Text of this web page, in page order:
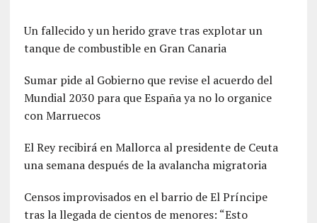
Un fallecido y un herido grave tras explotar un
tanque de combustible en Gran Canaria
Sumar pide al Gobierno que revise el acuerdo del
Mundial 2030 para que España ya no lo organice
con Marruecos
El Rey recibirá en Mallorca al presidente de Ceuta
una semana después de la avalancha migratoria
Censos improvisados en el barrio de El Príncipe
tras la llegada de cientos de menores: “Esto